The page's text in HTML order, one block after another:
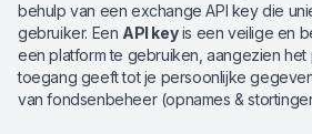
behulp van een exchange API key die
gebruiker. Een API keyis een veilige en
een platform te gebruiken, aangezien
toegang geeft tot je persoonlijke
van fondsenbeheer (opnames &